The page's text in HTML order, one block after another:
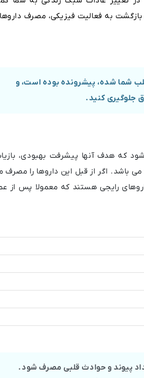
بازگشت به فعالیت فیزیکی، مصرف
شما شده، پیشرونده بوده است، و
جلوگیری کنید.
که هدف آنها پیشرفت بهبودی،
باشد. اگر از قبل این داروها را مصرف
رایجی هستند که معمولا پس از
کاهش انسداد پیوند و حوادث قلبی مصرف شود.